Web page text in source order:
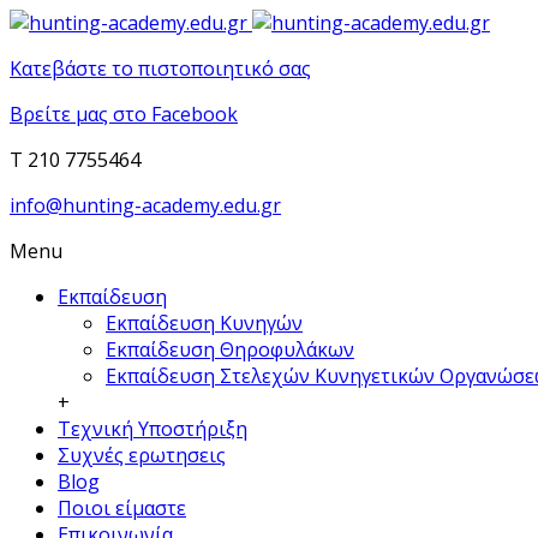
Κατεβάστε το πιστοποιητικό σας
Βρείτε μας στο Facebook
T 210 7755464
info@hunting-academy.edu.gr
Menu
Εκπαίδευση
Εκπαίδευση Κυνηγών
Εκπαίδευση Θηροφυλάκων
Εκπαίδευση Στελεχών Κυνηγετικών
+
Τεχνική Υποστήριξη
Συχνές ερωτησεις
Blog
Ποιοι είμαστε